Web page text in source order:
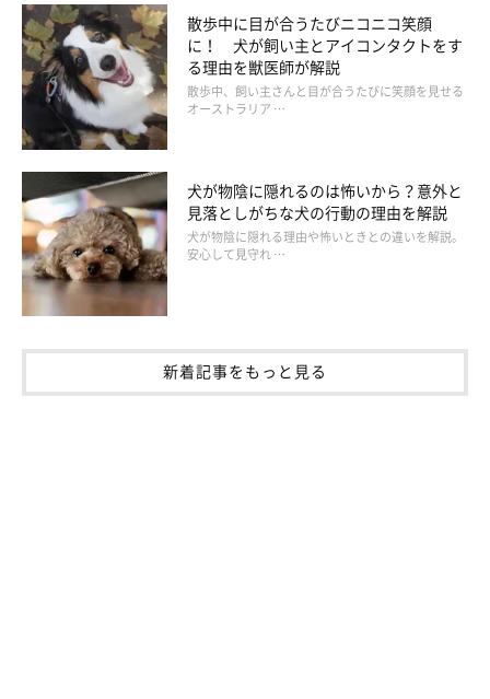
も一つの手です。
使うときは、指の腹を使って歯の表面を横にすべらせるように
「外側→内側」の順にみがいていきましょう。この時、反対の手
で上あごをおさえながら行うとスムーズにできます。
散歩中に目が合うたびニコニコ笑顔
に！ 犬が飼い主とアイコンタクトをす
る理由を獣医師が解説
散歩中、飼い主さんと目が合うたびに笑顔を見せる
オーストラリア …
犬が物陰に隠れるのは怖いから？意外と
見落としがちな犬の行動の理由を解説
犬が物陰に隠れる理由や怖いときとの違いを解説。
安心して見守れ …
新着記事をもっと見る